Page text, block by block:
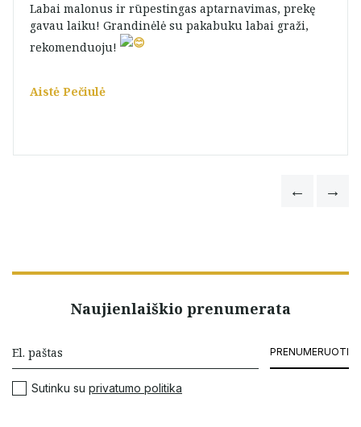
Labai malonus ir rūpestingas aptarnavimas, prekę
gavau laiku! Grandinėlė su pakabuku labai graži,
rekomenduoju! ️
Aistė Pečiulė
Naujienlaiškio prenumerata
PRENUMERUOTI
Sutinku su privatumo politika